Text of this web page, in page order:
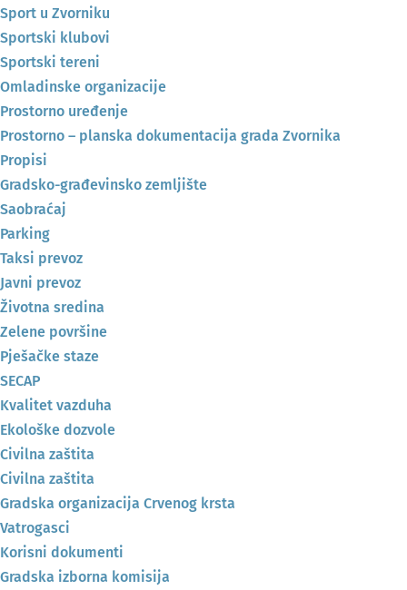
Sport u Zvorniku
Sportski klubovi
Sportski tereni
Omladinske organizacije
Prostorno uređenje
Prostorno – planska dokumentacija grada Zvornika
Propisi
Gradsko-građevinsko zemljište
Saobraćaj
Parking
Taksi prevoz
Javni prevoz
Životna sredina
Zelene površine
Pješačke staze
SECAP
Kvalitet vazduha
Ekološke dozvole
Civilna zaštita
Civilna zaštita
Gradska organizacija Crvenog krsta
Vatrogasci
Korisni dokumenti
Gradska izborna komisija